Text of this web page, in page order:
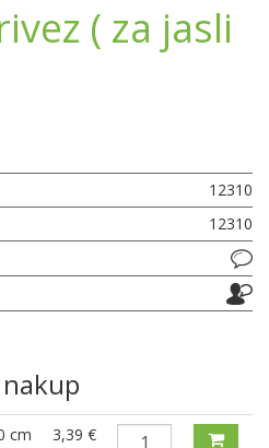
( za jasli
12310
12310
cm 3,39 €